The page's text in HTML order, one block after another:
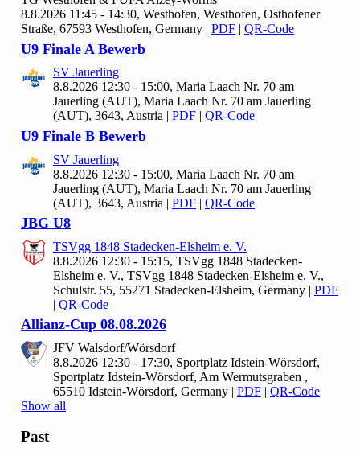
8.8.2026 11:45 - 14:30, Westhofen, Westhofen, Osthofener
Straße, 67593 Westhofen, Germany | PDF | QR-Code
U9 Finale A Bewerb
SV Jauerling
8.8.2026 12:30 - 15:00, Maria Laach Nr. 70 am
Jauerling (AUT), Maria Laach Nr. 70 am Jauerling
(AUT), 3643, Austria
PDF QR-Code
U9 Finale B Bewerb
SV Jauerling
8.8.2026 12:30 - 15:00, Maria Laach Nr. 70 am
Jauerling (AUT), Maria Laach Nr. 70 am Jauerling
(AUT), 3643, Austria | PDF | QR-Code
JBG U8
TSVgg 1848 Stadecken-Elsheim e. V.
8.8.2026 12:30 - 15:15, TSVgg 1848 Stadecken-
Elsheim e. V., TSVgg 1848 Stadecken-Elsheim e. V.,
Schulstr. 55, 55271 Stadecken-Elsheim, Germany | PDF
| QR-Code
Allianz-Cup 08.08.2026
JFV Walsdorf/Wörsdorf
8.8.2026 12:30 - 17:30, Sportplatz Idstein-Wörsdorf,
Sportplatz Idstein-Wörsdorf, Am Wermutsgraben ,
65510 Idstein-Wörsdorf, Germany | PDF | QR-Code
Show all
Past